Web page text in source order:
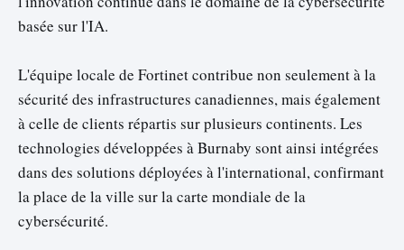
basée sur l'IA.
L'équipe locale de Fortinet contribue non seulement à la
sécurité des infrastructures canadiennes, mais également
à celle de clients répartis sur plusieurs continents. Les
technologies développées à Burnaby sont ainsi intégrées
dans des solutions déployées à l'international, confirmant
la place de la ville sur la carte mondiale de la
cybersécurité.